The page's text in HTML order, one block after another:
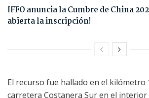
IFFO anuncia la Cumbre de China
abierta la inscripción!
El recurso fue hallado en el kilómetro
carretera Costanera Sur en el interior